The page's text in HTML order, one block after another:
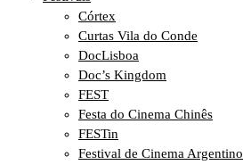
Córtex
Curtas Vila do Conde
DocLisboa
Doc’s Kingdom
FEST
Festa do Cinema Chinês
FESTin
Festival de Cinema Argentino